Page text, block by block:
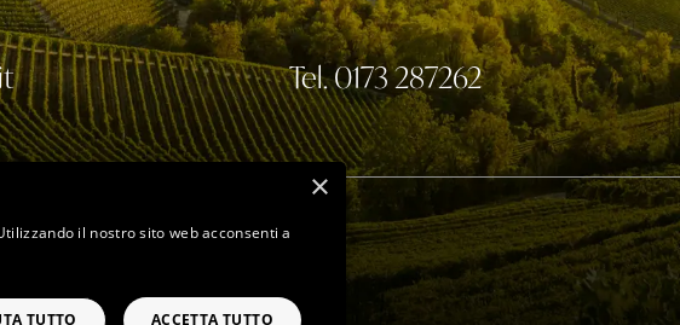
Tel. 0173 287262
×
il nostro sito web acconsenti a
ACCETTA TUTTO
TUTTO